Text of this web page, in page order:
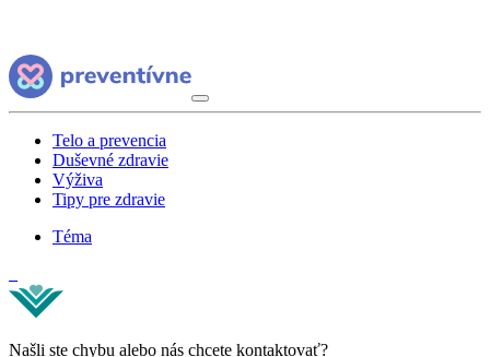
Telo a prevencia
Duševné zdravie
Výživa
Tipy pre zdravie
Téma
Našli ste chybu alebo nás chcete kontaktovať?